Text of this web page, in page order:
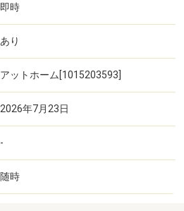
即時
あり
アットホーム[1015203593]
2026年7月23日
-
随時